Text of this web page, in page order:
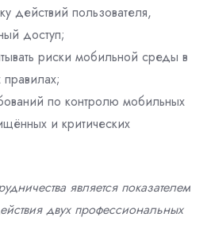
действий пользователя,
доступ;
риски мобильной среды в
по контролю мобильных
и критических
является показателем
двух профессиональных